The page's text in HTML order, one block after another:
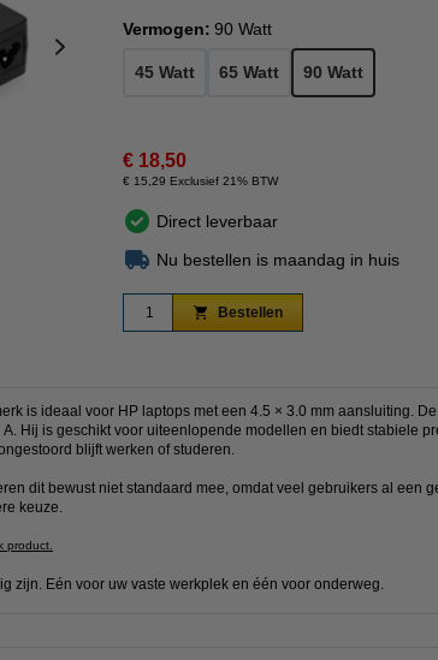
Vermogen: 90 Watt
45 Watt 65 Watt 90 Watt
€ 18,50
€ 15,29 Exclusief 21% BTW
Direct leverbaar
Nu bestellen is maandag in huis
Bestellen
is ideaal voor HP laptops met een 4.5 × 3.0 mm aansluiting.
Hij is geschikt voor uiteenlopende modellen en biedt stabiele
blijft werken of studeren.
dit bewust niet standaard mee, omdat veel gebruikers al een
keuze.
product.
zijn. Eén voor uw vaste werkplek en één voor onderweg.